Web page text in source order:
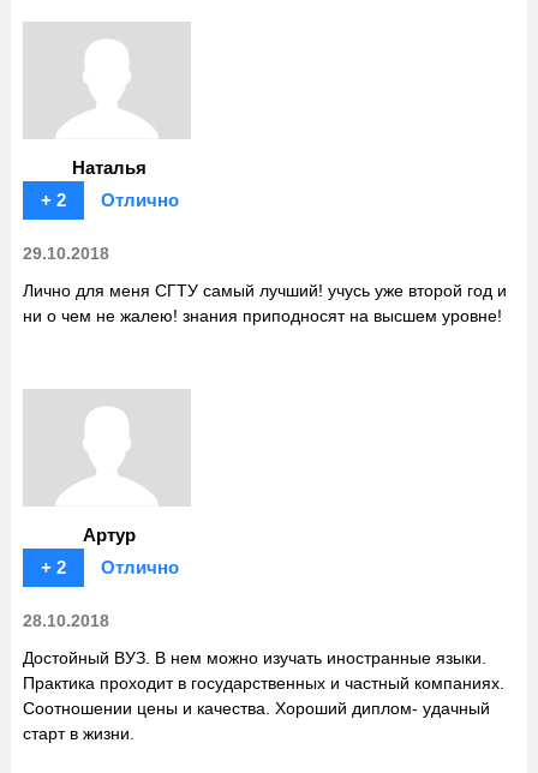
Наталья
+ 2
Отлично
29.10.2018
Лично для меня СГТУ самый лучший! учусь уже второй год и
ни о чем не жалею! знания приподносят на высшем уровне!
Артур
+ 2
Отлично
28.10.2018
Достойный ВУЗ. В нем можно изучать иностранные языки.
Практика проходит в государственных и частный компаниях.
Соотношении цены и качества. Хороший диплом- удачный
старт в жизни.